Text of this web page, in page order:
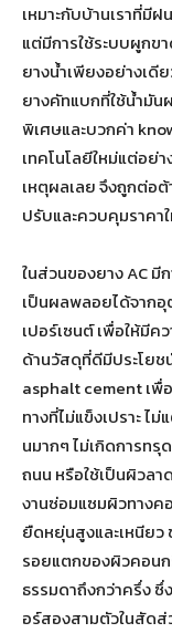
เหมาะกับบ้านเราที่มี
แต่มีการใช้ระบบผูกข
ยางน้ำเพียงอย่างเดี
ยางคัทแบกที่ใช้น้ำมัน
พิเศษและบวกค่า
เทคโนโลยีใหม่แต่อย่
เหตุผลเลย จึงถูกต่อ
ปรับและควบคุมราคา
ในส่วนของยาง AC
เป็นผลพลอยได้จาก
เปอร์เซนต์ เพื่อให้มี
ด้านวัสดุที่ดีมีประโยช
asphalt cement เพื่
ทางที่ไม่แข็งเปราะ ไ
นมากๆ ไม่เกิดการท
ถนน หรือใช้เป็นผิวล
งานซ่อมแซมผิวทาง
ยืดหยุ่นสูงและเหนียว
รอยแตกของผิวคอนก
ธรรมดาถึงกว่าครึ่ง ซึ่
อร์สองสามตัวในสัดส่